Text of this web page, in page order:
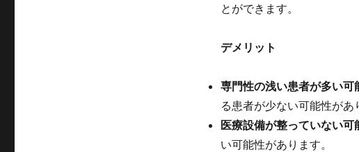
とができます。
デメリット
専門性の浅い患者が多い可
る患者が少ない可能性があ
医療設備が整っていない可
い可能性があります。